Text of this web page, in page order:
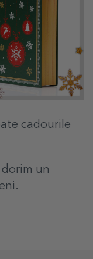
cadourile
un